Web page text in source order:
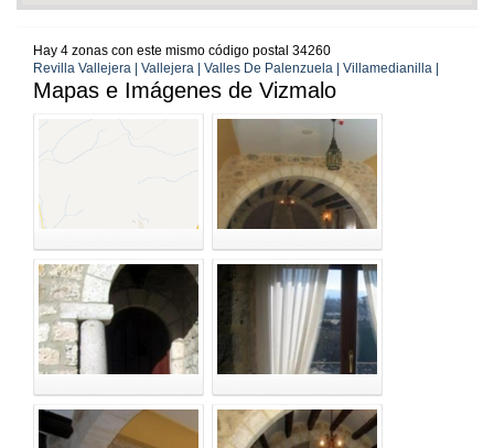
Hay 4 zonas con este mismo código postal 34260
Revilla Vallejera | Vallejera | Valles De Palenzuela | Villamedianilla |
Mapas e Imágenes de Vizmalo